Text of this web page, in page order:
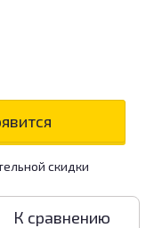
скидки
К сравнению